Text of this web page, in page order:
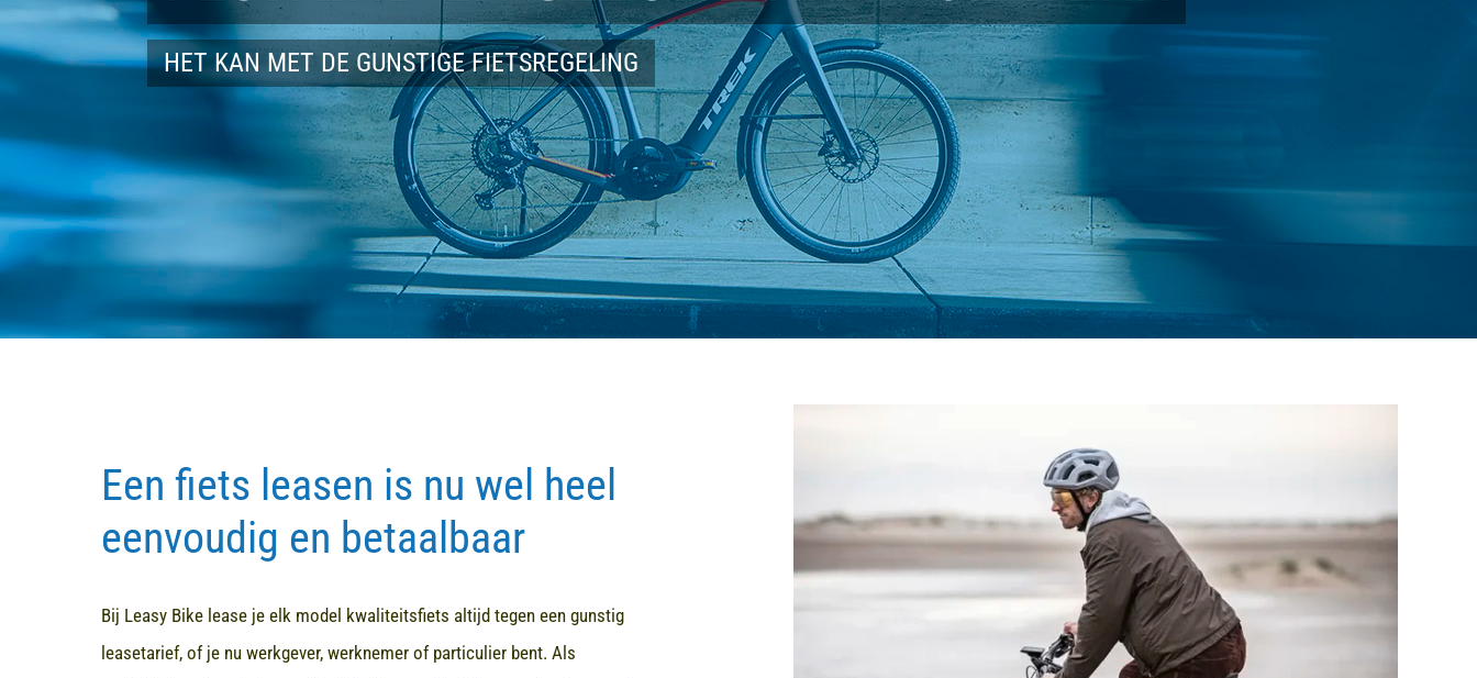
HET KAN MET DE GUNSTIGE FIETSREGELING
Een fiets leasen is nu wel heel
eenvoudig en betaalbaar
Bij Leasy Bike lease je elk model kwaliteitsfiets altijd tegen een gunstig
leasetarief, of je nu werkgever, werknemer of particulier bent. Als